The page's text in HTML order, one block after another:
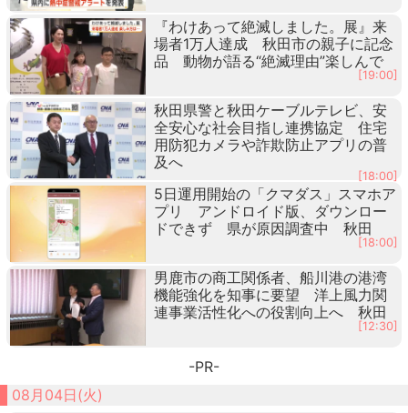
『わけあって絶滅しました。展』来
場者1万人達成 秋田市の親子に記念
品 動物が語る“絶滅理由”楽しんで
[19:00]
秋田県警と秋田ケーブルテレビ、安
全安心な社会目指し連携協定 住宅
用防犯カメラや詐欺防止アプリの普
及へ
[18:00]
5日運用開始の「クマダス」スマホア
プリ アンドロイド版、ダウンロー
ドできず 県が原因調査中 秋田
[18:00]
男鹿市の商工関係者、船川港の港湾
機能強化を知事に要望 洋上風力関
連事業活性化への役割向上へ 秋田
[12:30]
-PR-
08月04日(火)